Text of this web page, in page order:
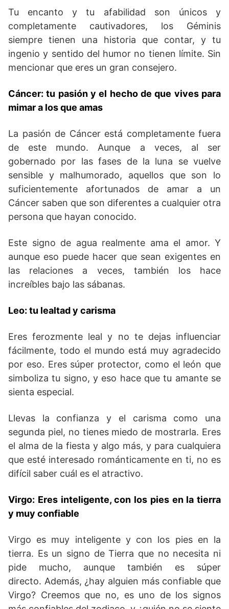
Tu encanto y tu afabilidad son únicos y
completamente cautivadores, los Géminis
siempre tienen una historia que contar, y tu
ingenio y sentido del humor no tienen límite. Sin
mencionar que eres un gran consejero.
Cáncer: tu pasión y el hecho de que vives para
mimar a los que amas
La pasión de Cáncer está completamente fuera
de este mundo. Aunque a veces, al ser
gobernado por las fases de la luna se vuelve
sensible y malhumorado, aquellos que son lo
suficientemente afortunados de amar a un
Cáncer saben que son diferentes a cualquier otra
persona que hayan conocido.
Este signo de agua realmente ama el amor. Y
aunque eso puede hacer que sean exigentes en
las relaciones a veces, también los hace
increíbles bajo las sábanas.
Leo: tu lealtad y carisma
Eres ferozmente leal y no te dejas influenciar
fácilmente, todo el mundo está muy agradecido
por eso. Eres súper protector, como el león que
simboliza tu signo, y eso hace que tu amante se
sienta especial.
Llevas la confianza y el carisma como una
segunda piel, no tienes miedo de mostrarla. Eres
el alma de la fiesta y algo más, y para cualquiera
que esté interesado románticamente en ti, no es
difícil saber cuál es el atractivo.
Virgo: Eres inteligente, con los pies en la tierra
y muy confiable
Virgo es muy inteligente y con los pies en la
tierra. Es un signo de Tierra que no necesita ni
pide mucho, aunque también es súper
directo. Además, ¿hay alguien más confiable que
Virgo? Creemos que no, es uno de los signos